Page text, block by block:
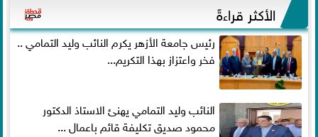
الأكثر قراءةً
رئيس جامعة الأزهر يكرم النائب وليد التمامي ..
فخر واعتزاز بهذا التكريم...
النائب وليد التمامي يهنئ الاستاذ الدكتور
محمود صديق تكليفة قائم باعمال ...